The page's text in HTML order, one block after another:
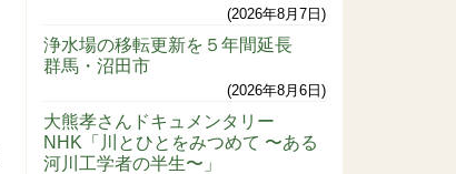
2026年8月7日
浄水場の移転更新を５年間延長
群馬・沼田市
2026年8月6日
大熊孝さんドキュメンタリー
NHK「川とひとをみつめて 〜ある
河川工学者の半生〜」